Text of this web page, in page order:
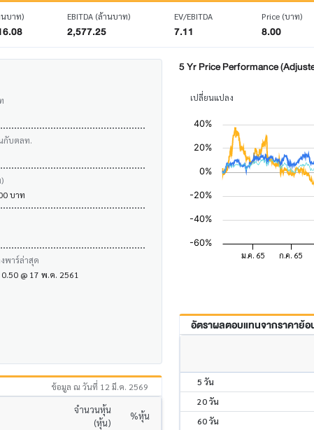
นบาท) EBITDA (ล้านบาท)
2,577.25
EV/EBITDA
7.11
Price (บาท)
8.00
กับตลท.
บาท
พาร์ล่าสุด
0.50 @ 17 พ.ค. 2561
ข้อมูล ณ วันที่ 12 มี.ค. 2569
จำนวนหุ้น
(หุ้น)
%หุ้น
5 Yr Price Performance
เปลี่ยนแปลง
อัตราผลตอบแทนจากราคาย้
5 วัน
20 วัน
60 วัน